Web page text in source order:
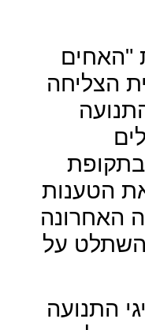
"האחים
הצליחה
בתקופת
הטענות
האחרונה
על
התנועה